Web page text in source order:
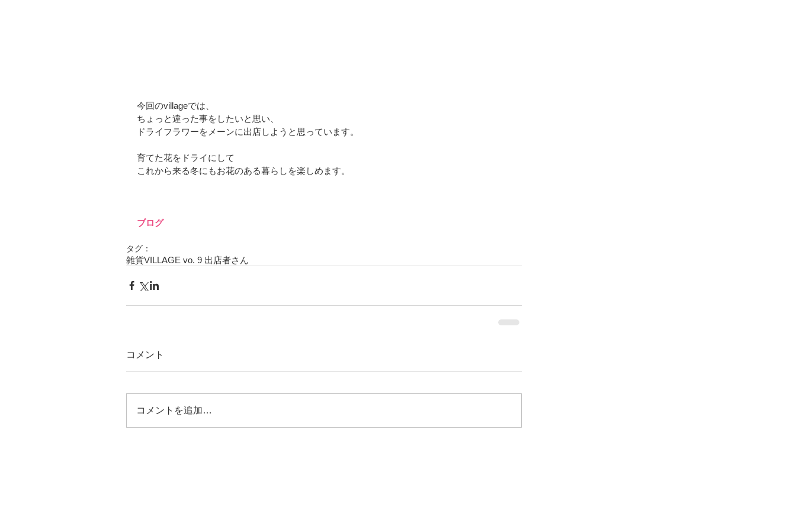
今回のvillageでは、
ちょっと違った事をしたいと思い、
ドライフラワーをメーンに出店しようと思っています。
育てた花をドライにして
これから来る冬にもお花のある暮らしを楽しめます。
ブログ
タグ：
雑貨VILLAGE vo. 9 出店者さん
コメント
コメントを追加…